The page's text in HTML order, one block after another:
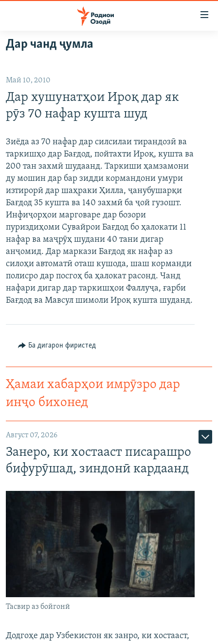
Ҷаҳиш
ба
аслӣ
ба
феҳристи
аслӣ
Ҷаҳиш
ҷустор
ГӮШАҲО
ҶОМЕА
ҚАЗИЯИ "КРОКУС"
ОСИЁИ МАРКАЗӢ
ФАРҲАНГ
МЕҲМОНИ ОЗОДӢ
ВАРЗИШ
САЛОМ, ХОҲАР
ТАҲҚИҚОТ
ҶАНГ ДАР УКРАИНА
НАЗАРИ МАРДУМ
БЛОГИСТОН
ОЗОДӢ ОНЛАЙН
ЧАНДРАСОНАӢ
ВИДЕО
НИГОРИСТОН
ГУЗОРИШҲОИ РАДИОӢ
РӮЙХАТҲО
КИТОБҲОИ ОЗОДӢ
Русский
ПАЙГИРӢ КУНЕД
Дар чанд ҷумла
Май 10, 2010
Дар хушунатҳои Ироқ дар як
рӯз 70 нафар кушта шуд
Зиёда аз 70 нафар дар силсилаи тирандозӣ ва
таркишҳо дар Бағдод, пойтахти Ироқ, кушта ва
200 тан захмӣ шудаанд. Таркиши ҳамзамони
ду мошин дар бар зидди кормандони умури
изтирорӣ дар шаҳраки Ҳилла, ҷанубушарқи
Бағдод 35 кушта ва 140 захмӣ ба ҷой гузошт.
Инфиҷорҳои марговаре дар бозори
пуриздиҳоми Сувайрои Бағдод бо ҳалокати 11
нафар ва маҷрӯҳ шудани 40 тани дигар
анҷомид. Дар маркази Бағдод як нафар аз
силоҳи автоматӣ оташ кушода, шаш корманди
полисро дар посгоҳ ба ҳалокат расонд. Чанд
нафари дигар дар таркишҳои Фаллуҷа, ғарби
Бағдод ва Мавсул шимоли Ироқ кушта шуданд.
Ба дигарон фиристед
Ҳамаи хабарҳои имрӯзро дар
инҷо бихонед
Август 07, 2026
Занеро, ки хостааст писарашро
бифурӯшад, зиндонӣ кардаанд
Тасвир аз бойгонӣ
Додгоҳе дар Узбекистон як занро, ки хостааст,